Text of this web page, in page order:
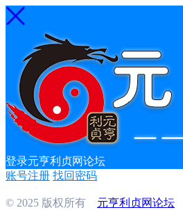
登录元亨利贞网论坛
账号注册 找回密码
© 2025 版权所有 元亨利贞网论坛